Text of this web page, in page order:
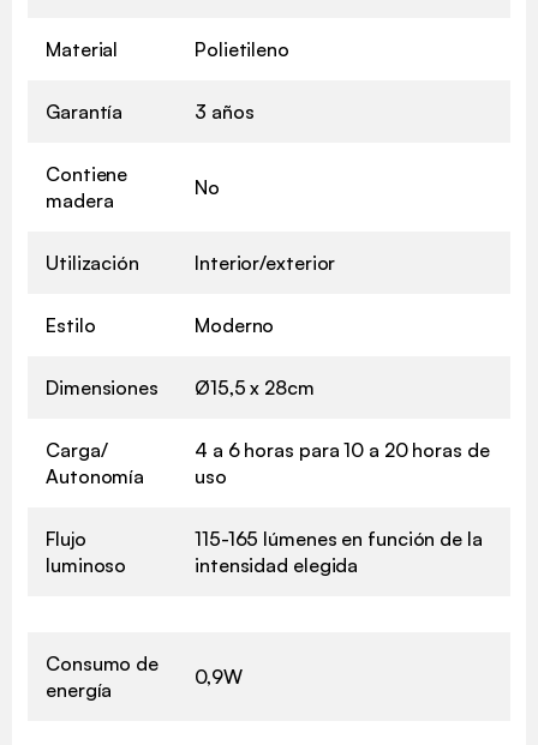
Material Polietileno
Garantía 3 años
Contiene
madera
No
Utilización Interior/exterior
Estilo Moderno
Dimensiones Ø15,5 x 28cm
Carga/
Autonomía
4 a 6 horas para 10 a 20 horas de
uso
Flujo
luminoso
115-165 lúmenes en función de la
intensidad elegida
Consumo de
energía
0,9W